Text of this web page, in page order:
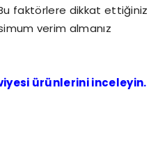
Bu faktörlere dikkat ettiğiniz
verim almanız
ürünlerini inceleyin.